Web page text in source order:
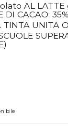
AL LATTE
DI CACAO:
TINTA UNITA